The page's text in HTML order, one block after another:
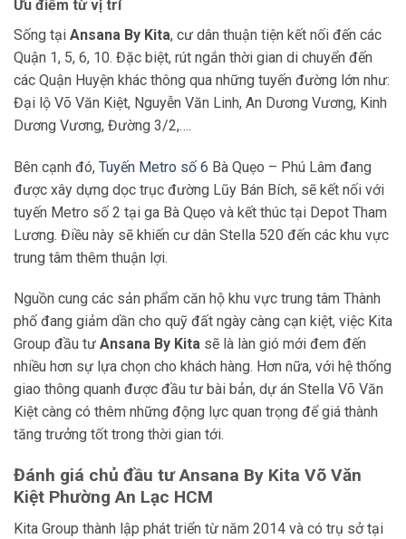
Ưu điểm từ vị trí
Sống tại Ansana By Kita, cư dân thuận tiện kết nối đến các
Quận 1, 5, 6, 10. Đặc biệt, rút ngắn thời gian di chuyển đến
các Quận Huyện khác thông qua những tuyến đường lớn như:
Đại lộ Võ Văn Kiệt, Nguyễn Văn Linh, An Dương Vương, Kinh
Dương Vương, Đường 3/2,….
Bên cạnh đó, Tuyến Metro số 6 Bà Quẹo – Phú Lâm đang
được xây dựng dọc trục đường Lũy Bán Bích, sẽ kết nối với
tuyến Metro số 2 tại ga Bà Quẹo và kết thúc tại Depot Tham
Lương. Điều này sẽ khiến cư dân Stella 520 đến các khu vực
trung tâm thêm thuận lợi.
Nguồn cung các sản phẩm căn hộ khu vực trung tâm Thành
phố đang giảm dần cho quỹ đất ngày càng cạn kiệt, việc Kita
Group đầu tư Ansana By Kita sẽ là làn gió mới đem đến
nhiều hơn sự lựa chọn cho khách hàng. Hơn nữa, với hệ thống
giao thông quanh được đầu tư bài bản, dự án Stella Võ Văn
Kiệt càng có thêm những động lực quan trọng để giá thành
tăng trưởng tốt trong thời gian tới.
Đánh giá chủ đầu tưAnsana By Kita Võ Văn
Kiệt Phường An Lạc HCM
Kita Group thành lập phát triển từ năm 2014 và có trụ sở tại